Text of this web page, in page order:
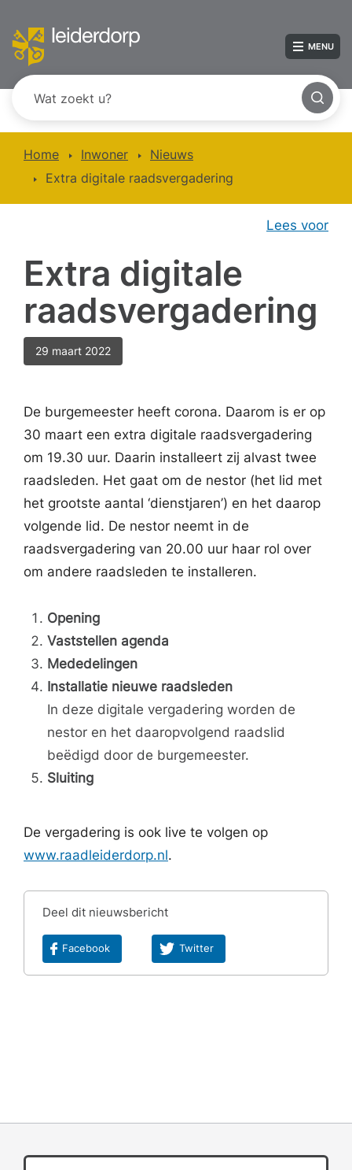
MENU
Home Inwoner
Nieuws
Extra digitale raadsvergadering
Lees voor
Extra digitale
raadsvergadering
29 maart 2022
De burgemeester heeft corona. Daarom is er op
30 maart een extra digitale raadsvergadering
om 19.30 uur. Daarin installeert zij alvast twee
raadsleden. Het gaat om de nestor (het lid met
het grootste aantal ‘dienstjaren’) en het daarop
volgende lid. De nestor neemt in de
raadsvergadering van 20.00 uur haar rol over
om andere raadsleden te installeren.
Opening
Vaststellen agenda
Mededelingen
Installatie nieuwe raadsleden
In deze digitale vergadering worden de
nestor en het daaropvolgend raadslid
beëdigd door de burgemeester.
Sluiting
De vergadering is ook live te volgen op
www.raadleiderdorp.nl.
Deel dit nieuwsbericht
Facebook Twitter